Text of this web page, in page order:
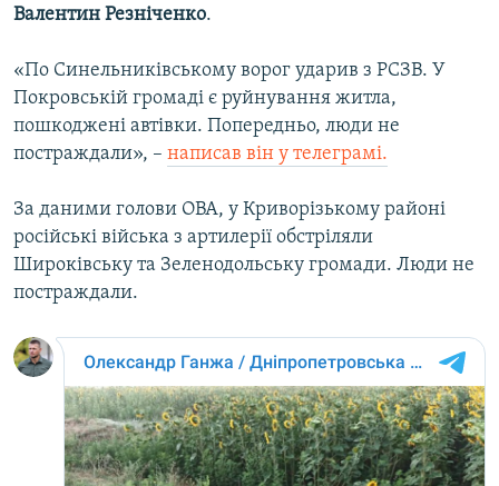
Валентин Резніченко.
«По Синельниківському ворог ударив з РСЗВ. У
Покровській громаді є руйнування житла,
пошкоджені автівки. Попередньо, люди не
постраждали», – написав він у телеграмі.
За даними голови ОВА, у Криворізькому районі
російські війська з артилерії обстріляли
Широківську та Зеленодольську громади. Люди не
постраждали.